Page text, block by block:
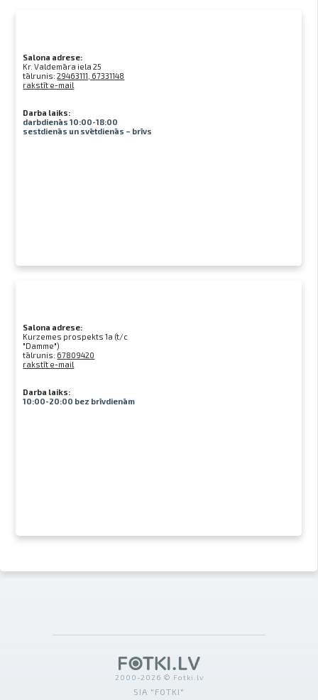
Salona adrese:
Kr. Valdemāra iela 25
tālrunis:29463111, 67331148
rakstīt e-mail
Darba laiks:
darbdienās 10:00-18:00
sestdienās un svētdienās – brīvs
Salona adrese:
Kurzemes prospekts 1a (t/c
"Damme")
tālrunis: 67809420
rakstīt e-mail
Darba laiks:
10:00-20:00 bez brīvdienām
2000-2026 © Fotki.lv
SIA "FOTKI"